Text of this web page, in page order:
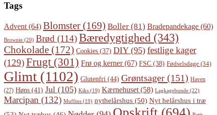
Tags
Advent (64) Blomster (169) Boller (81) Bradepandekage (60)
Brownie (20) Brød (114)Bæredygtighed (343)
Chokolade (172) Cookies (37) DIY(95) festlige kager
(129)Frugt (301) Frø og kerner(67) FSC (38) Fødselsdage (34)
Glimt (1102) Glutenfri (44) Grøntsager (151) Haven
(27) Høns (41) Jul (105) Kiks (19) Kærnehuset (58) Lagkagebunde (22)
Marcipan (132) Muffins (19) nythelårshus (50) Nyt helårshus i træ